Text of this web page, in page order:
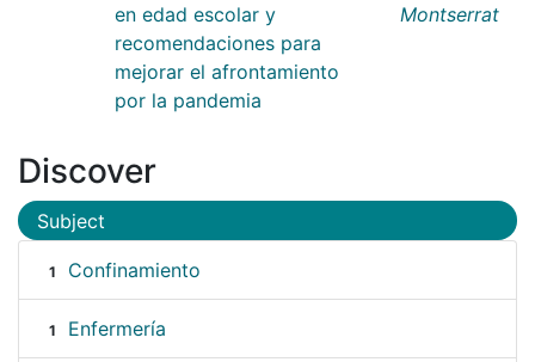
en edad escolar y
recomendaciones para
mejorar el afrontamiento
por la pandemia
Montserrat
Discover
Subject
1 Confinamiento
1 Enfermería